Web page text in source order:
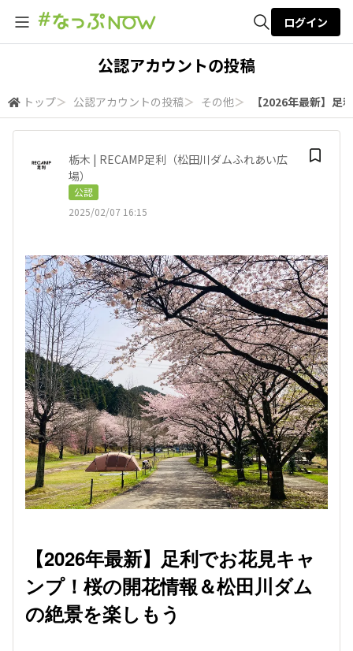
検索
ログイン
公認アカウントの投稿
トップ＞ 公認アカウントの投稿＞ その他＞ 【2026年最新】足
栃木 | RECAMP足利（松田川ダムふれあい広
場）
公認
2025/02/07 16:15
【2026年最新】足利でお花見キャ
ンプ！桜の開花情報＆松田川ダム
の絶景を楽しもう